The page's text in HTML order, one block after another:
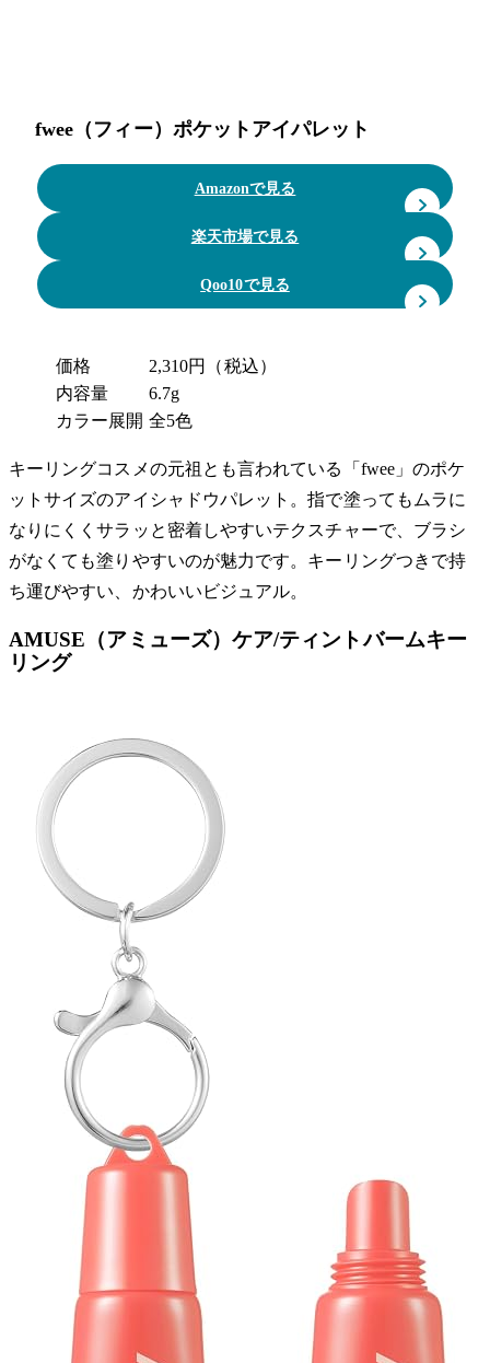
fwee（フィー）ポケットアイパレット
Amazonで見る
楽天市場で見る
Qoo10で見る
価格
2,310円（税込）
内容量
6.7g
カラー展開 全5色
キーリングコスメの元祖とも言われている「fwee」のポケ
ットサイズのアイシャドウパレット。指で塗ってもムラに
なりにくくサラッと密着しやすいテクスチャーで、ブラシ
がなくても塗りやすいのが魅力です。キーリングつきで持
ち運びやすい、かわいいビジュアル。
AMUSE（アミューズ）ケア/ティントバームキー
リング